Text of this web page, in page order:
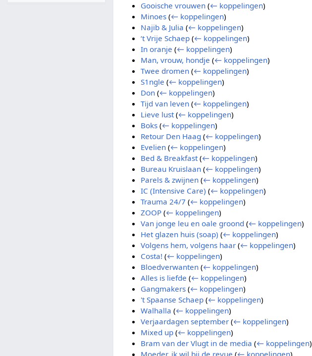
Gooische vrouwen (← koppelingen)
Minoes (← koppelingen)
Najib & Julia (← koppelingen)
‘t Vrije Schaep (← koppelingen)
In oranje (← koppelingen)
Man, vrouw, hondje (← koppelingen)
Twee dromen (← koppelingen)
S1ngle (← koppelingen)
Don (← koppelingen)
Tijd van leven (← koppelingen)
Lieve lust (← koppelingen)
Boks (← koppelingen)
Retour Den Haag (← koppelingen)
Evelien (← koppelingen)
Bed & Breakfast (← koppelingen)
Bureau Kruislaan (← koppelingen)
Parels & zwijnen (← koppelingen)
IC (Intensive Care) (← koppelingen)
Trauma 24/7 (← koppelingen)
ZOOP (← koppelingen)
Van jonge leu en oale groond (← koppelingen)
Het glazen huis (soap) (← koppelingen)
Volgens hem, volgens haar (← koppelingen)
Costa! (← koppelingen)
Bloedverwanten (← koppelingen)
Alles is liefde (← koppelingen)
Gangmakers (← koppelingen)
't Spaanse Schaep (← koppelingen)
Walhalla (← koppelingen)
Verjaardagen september (← koppelingen)
Mixed up (← koppelingen)
Bram van der Vlugt in de media (← koppelingen)